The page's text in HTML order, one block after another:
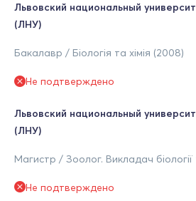
Львовский национальный
(ЛНУ)
Бакалавр / Біологія та хімія (2008)
Не подтверждено
Львовский национальный
(ЛНУ)
Магистр / Зоолог. Викладач біології
Не подтверждено